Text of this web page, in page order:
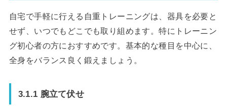
自宅で手軽に行える自重トレーニングは、器具を必要と
せず、いつでもどこでも取り組めます。特にトレーニン
グ初心者の方におすすめです。基本的な種目を中心に、
全身をバランス良く鍛えましょう。
3.1.1 腕立て伏せ